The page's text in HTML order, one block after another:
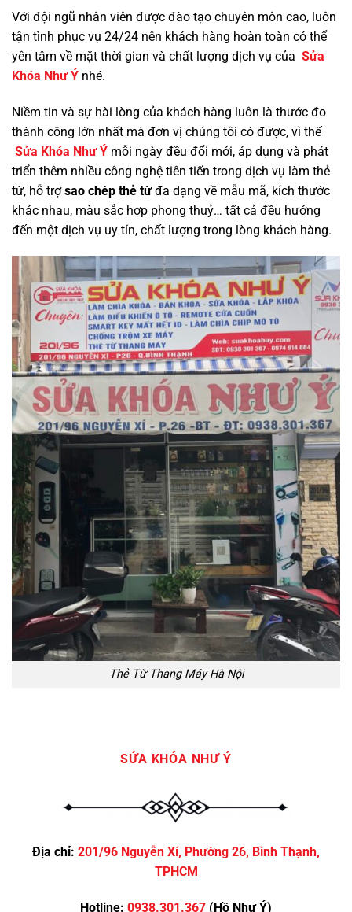
Với đội ngũ nhân viên được đào tạo chuyên môn cao, luôn
tận tình phục vụ 24/24 nên khách hàng hoàn toàn có thể
yên tâm về mặt thời gian và chất lượng dịch vụ của Sửa
Khóa Như Ý nhé.
Niềm tin và sự hài lòng của khách hàng luôn là thước đo
thành công lớn nhất mà đơn vị chúng tôi có được, vì thế
Sửa Khóa Như Ý mỗi ngày đều đổi mới, áp dụng và phát
triển thêm nhiều công nghệ tiên tiến trong dịch vụ làm thẻ
từ, hỗ trợsao chép thẻ từđa dạng về mẫu mã, kích thước
khác nhau, màu sắc hợp phong thuỷ… tất cả đều hướng
đến một dịch vụ uy tín, chất lượng trong lòng khách hàng.
Thẻ Từ Thang Máy Hà Nội
SỬA KHÓA NHƯ Ý
Địa chỉ: 201/96 Nguyễn Xí, Phường 26, Bình Thạnh,
TPHCM
Hotline: 0938.301.367 (Hồ Như Ý)